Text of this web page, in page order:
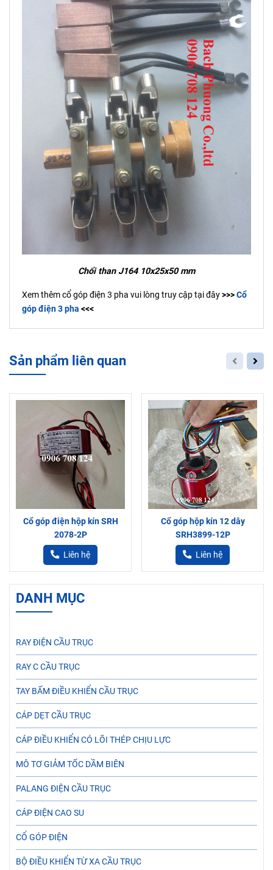
Chổi than J164 10x25x50 mm
Xem thêm cổ góp điện 3 pha vui lòng truy cập tại đây>>>Cổ
góp điện 3 pha <<<
Sản phẩm liên quan
Cổ góp điện hộp kín SRH
2078-2P
Liên hệ
Cổ góp hộp kín 12 dây
SRH3899-12P
Liên hệ
DANH MỤC
RAY ĐIỆN CẦU TRỤC
RAY C CẦU TRỤC
TAY BẤM ĐIỀU KHIỂN CẦU TRỤC
CÁP DẸT CẦU TRỤC
CÁP ĐIỀU KHIỂN CÓ LÕI THÉP CHỊU LỰC
MÔ TƠ GIẢM TỐC DẦM BIÊN
PALANG ĐIỆN CẦU TRỤC
CÁP ĐIỆN CAO SU
CỔ GÓP ĐIỆN
BỘ ĐIỀU KHIỂN TỪ XA CẦU TRỤC